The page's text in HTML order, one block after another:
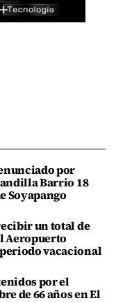
por
Barrio 18
Soyapango
un total de
Aeropuerto
vacacional
por el
de 66 años en El